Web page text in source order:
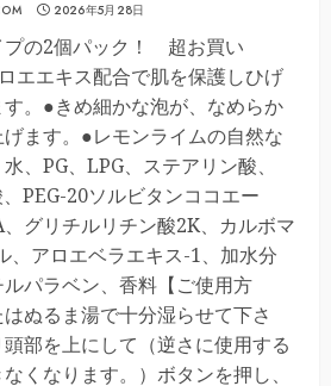
2026年5月28日
プの2個パック！ 超お買い
エエキス配合で肌を保護しひげ
。●きめ細かな泡が、なめらか
ます。●レモンライムの自然な
、PG、LPG、ステアリン酸、
PEG-20ソルビタンココエー
、グリチルリチン酸2K、カルボマ
、アロエベラエキス-1、加水分
パラベン、香料【ご使用方
ぬるま湯で十分湿らせて下さ
部を上にして（逆さに使用する
くなります。）ボタンを押し、